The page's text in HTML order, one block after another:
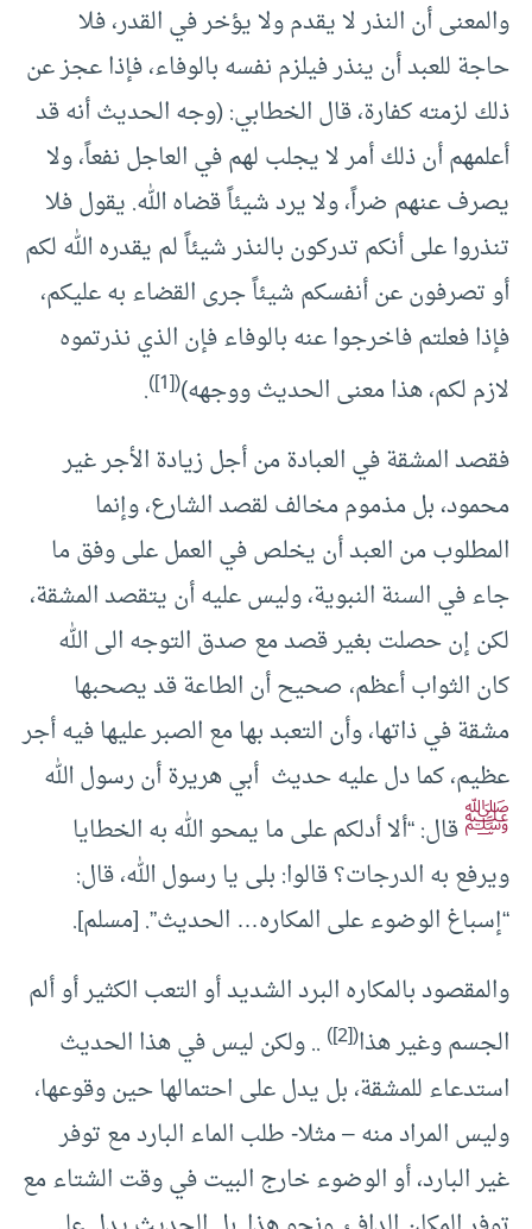
والمعنى أن النذر لا يقدم ولا يؤخر في القدر، فلا
حاجة للعبد أن ينذر فيلزم نفسه بالوفاء، فإذا عجز عن
ذلك لزمته كفارة، قال الخطابي: (وجه الحديث أنه قد
أعلمهم أن ذلك أمر لا يجلب لهم في العاجل نفعاً، ولا
يصرف عنهم ضراً، ولا يرد شيئاً قضاه الله. يقول فلا
تنذروا على أنكم تدركون بالنذر شيئاً لم يقدره الله لكم
أو تصرفون عن أنفسكم شيئاً جرى القضاء به عليكم،
فإذا فعلتم فاخرجوا عنه بالوفاء فإن الذي نذرتموه
لازم لكم، هذا معنى الحديث ووجهه)([1])
.
فقصد المشقة في العبادة من أجل زيادة الأجر غير
محمود، بل مذموم مخالف لقصد الشارع، وإنما
المطلوب من العبد أن يخلص في العمل على وفق ما
جاء في السنة النبوية، وليس عليه أن يتقصد المشقة،
لكن إن حصلت بغير قصد مع صدق التوجه الى الله
كان الثواب أعظم، صحيح أن الطاعة قد يصحبها
مشقة في ذاتها، وأن التعبد بها مع الصبر عليها فيه أجر
عظيم، كما دل عليه حديث أبي هريرة أن رسول الله
ﷺقال: “ألا أدلكم على ما يمحو الله به الخطايا
ويرفع به الدرجات؟ قالوا: بلى يا رسول الله، قال:
“إسباغ الوضوء على ‌المكاره… الحديث”. [مسلم].
والمقصود بالمكاره البرد الشديد أو التعب الكثير أو ألم
الجسم وغير هذا([2])
.. ولكن ليس في هذا الحديث
استدعاء للمشقة، بل يدل على احتمالها حين وقوعها،
وليس المراد منه – مثلا- طلب الماء البارد مع توفر
غير البارد، أو الوضوء خارج البيت في وقت الشتاء مع